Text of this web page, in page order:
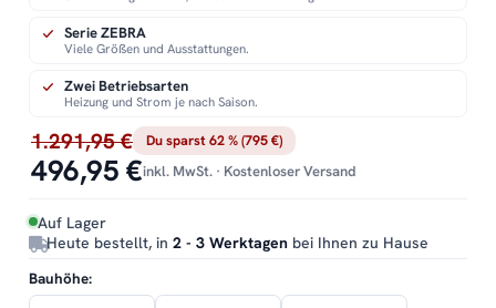
1.291,95 € Du sparst 62 % (795 €)
496,95 €inkl. MwSt. · Kostenloser Versand
Auf Lager
Heute bestellt, in 2 - 3 Werktagen bei Ihnen zu Hause
Serie ZEBRA
Viele Größen und Ausstattungen.
Zwei Betriebsarten
Heizung und Strom je nach Saison.
Bauhöhe: